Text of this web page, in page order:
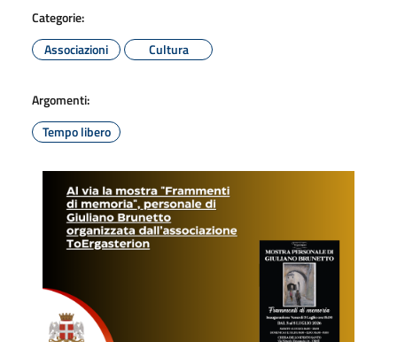
Categorie:
Associazioni
Cultura
Argomenti:
Tempo libero